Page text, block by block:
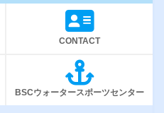
CONTACT
BSCウォータースポーツセンター